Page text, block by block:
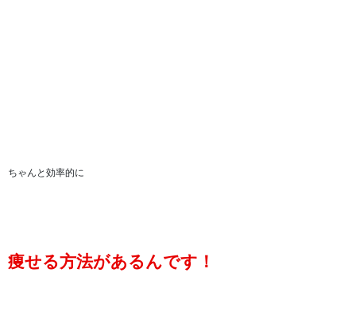
ちゃんと効率的に
痩せる方法があるんです！